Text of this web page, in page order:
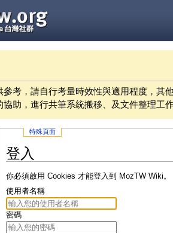
參考，請自行考量時效性與適用程度，其
協助，進行共筆系統搬移、及文件整理工
特殊頁面
登入
你必須啟用 Cookies 才能登入到 MozTW Wiki。
使用者名稱
密碼